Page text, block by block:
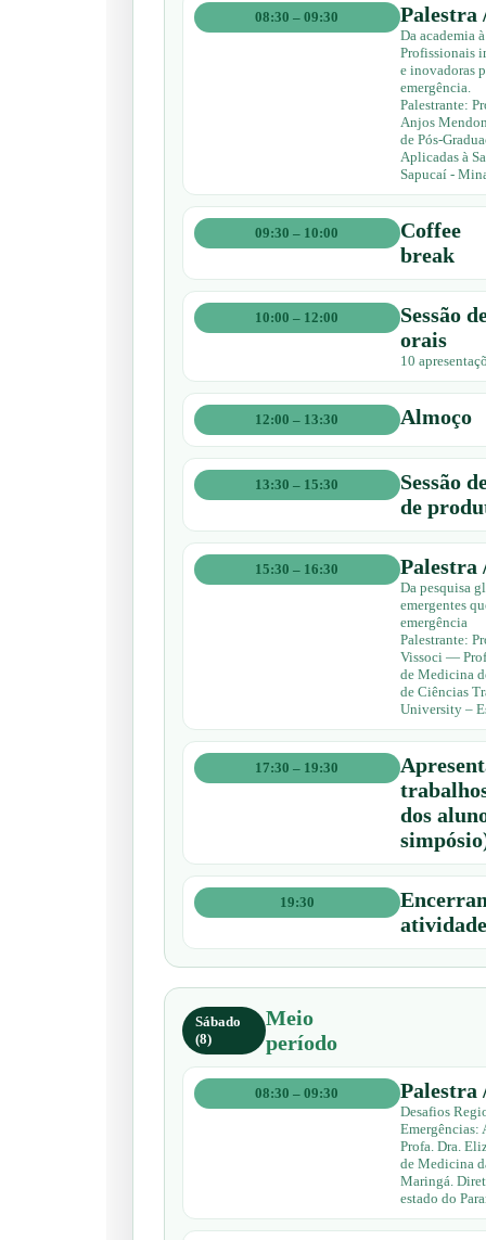
08:30 – 09:30 Palestra
Da academia
Profissionais
e inovadoras
emergência.
Palestrante:
Anjos
de Pós-
Aplicadas à
Sapucaí -
09:30 – 10:00
Coffee
break
10:00 – 12:00
Sessão
orais
10
12:00 – 13:30 Almoço
13:30 – 15:30
Sessão
de
15:30 – 16:30 Palestra
Da pesquisa
emergentes
emergência
Palestrante:
Vissoci —
de Medicina
de Ciências
University –
17:30 – 19:30
dos
19:30
Sábado
(8)
Meio
período
08:30 – 09:30 Palestra
Desafios
Emergências:
Profa. Dra.
de Medicina
Maringá.
estado do